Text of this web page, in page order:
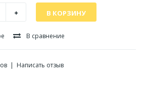
В сравнение
| Написать отзыв